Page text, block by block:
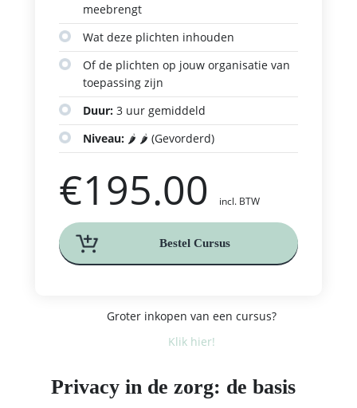
meebrengt
Wat deze plichten inhouden
Of de plichten op jouw organisatie van
toepassing zijn
Duur: 3 uur gemiddeld
Niveau: 🌶️ 🌶️ (Gevorderd)
€195.00 incl. BTW
Bestel Cursus
Groter inkopen van een cursus?
Klik hier!
Privacy in de zorg: de basis